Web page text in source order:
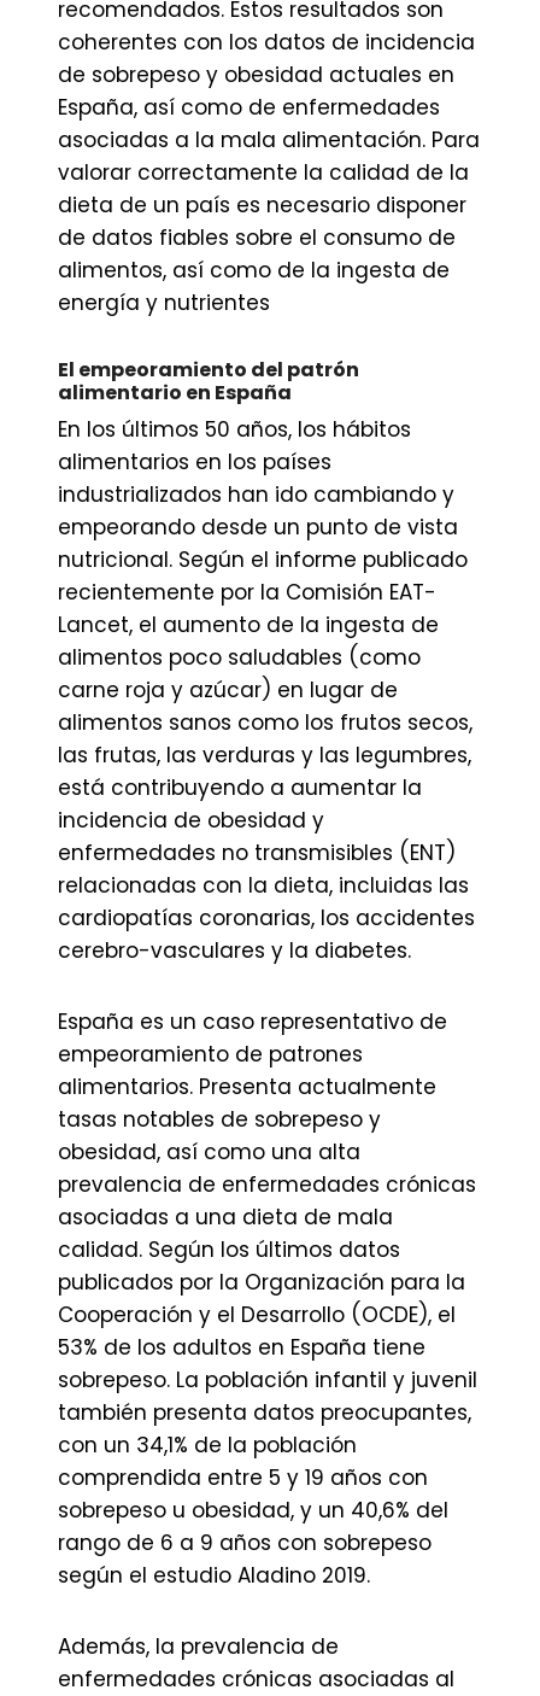
recomendados. Estos resultados son
coherentes con los datos de incidencia
de sobrepeso y obesidad actuales en
España, así como de enfermedades
asociadas a la mala alimentación. Para
valorar correctamente la calidad de la
dieta de un país es necesario disponer
de datos fiables sobre el consumo de
alimentos, así como de la ingesta de
energía y nutrientes
El empeoramiento del patrón
alimentario en España
En los últimos 50 años, los hábitos
alimentarios en los países
industrializados han ido cambiando y
empeorando desde un punto de vista
nutricional. Según el informe publicado
recientemente por la Comisión EAT-
Lancet, el aumento de la ingesta de
alimentos poco saludables (como
carne roja y azúcar) en lugar de
alimentos sanos como los frutos secos,
las frutas, las verduras y las legumbres,
está contribuyendo a aumentar la
incidencia de obesidad y
enfermedades no transmisibles (ENT)
relacionadas con la dieta, incluidas las
cardiopatías coronarias, los accidentes
cerebro-vasculares y la diabetes.
España es un caso representativo de
empeoramiento de patrones
alimentarios. Presenta actualmente
tasas notables de sobrepeso y
obesidad, así como una alta
prevalencia de enfermedades crónicas
asociadas a una dieta de mala
calidad. Según los últimos datos
publicados por la Organización para la
Cooperación y el Desarrollo (OCDE), el
53% de los adultos en España tiene
sobrepeso. La población infantil y juvenil
también presenta datos preocupantes,
con un 34,1% de la población
comprendida entre 5 y 19 años con
sobrepeso u obesidad, y un 40,6% del
rango de 6 a 9 años con sobrepeso
según el estudio Aladino 2019.
Además, la prevalencia de
enfermedades crónicas asociadas al